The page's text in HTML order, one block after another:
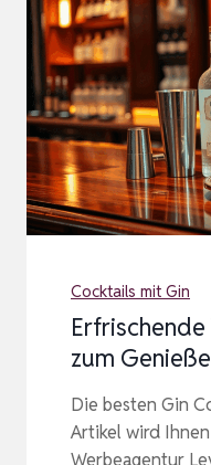
Cocktails mit Gin
zum
Die besten Gin
Artikel wird
Werbeagentur